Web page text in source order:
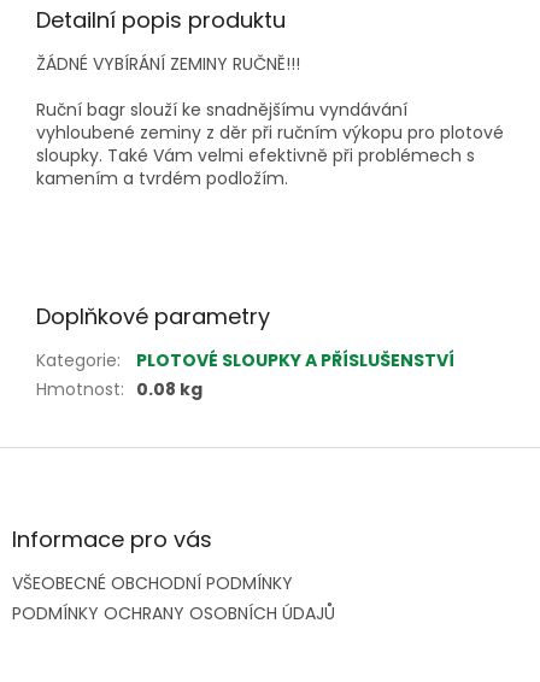
Detailní popis produktu
ŽÁDNÉ VYBÍRÁNÍ ZEMINY RUČNĚ!!!
Ruční bagr slouží ke snadnějšímu vyndávání
vyhloubené zeminy z děr při ručním výkopu pro plotové
sloupky. Také Vám velmi efektivně při problémech s
kamením a tvrdém podložím.
Doplňkové parametry
Kategorie:
PLOTOVÉ SLOUPKY A PŘÍSLUŠENSTVÍ
Hmotnost: 0.08 kg
Z
aInformace pro vás
VŠEOBECNÉ OBCHODNÍ PODMÍNKY
PODMÍNKY OCHRANY OSOBNÍCH ÚDAJŮ